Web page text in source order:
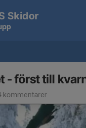
Skidor
- först till
kommentarer